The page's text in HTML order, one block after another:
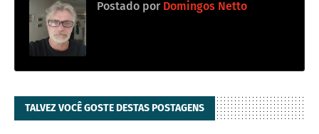
Postado por Domingos Netto
TALVEZ VOCÊ GOSTE DESTAS POSTAGENS